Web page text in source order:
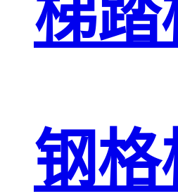
梯踏
钢格